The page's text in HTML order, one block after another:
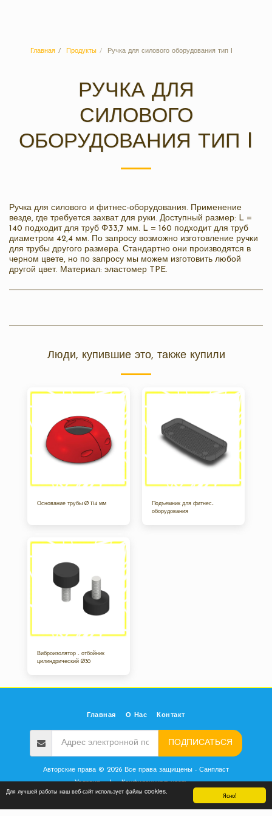
Ясно!
Для лучшей работы наш веб-сайт использует файлы cookies.
Главная Продукты Ручка для силового оборудования тип I
РУЧКА ДЛЯ
СИЛОВОГО
ОБОРУДОВАНИЯ ТИП I
Ручка для силового и фитнес-оборудования. Применение
везде, где требуется захват для руки. Доступный размер: L =
140 подходит для труб Φ33,7 мм. L = 160 подходит для труб
диаметром 42,4 мм. По запросу возможно изготовление ручки
для трубы другого размера. Стандартно они производятся в
черном цвете, но по запросу мы можем изготовить любой
другой цвет. Материал: эластомер TPE.
Люди, купившие это, также купили
Основание трубы Ø 114 мм
Подъемник для фитнес-
оборудования
Виброизолятор - отбойник
цилиндрический Ø30
Главная О Нас Контакт
ПОДПИСАТЬСЯ
Авторские права © 2026 Все права защищены - Санпласт
Условия|Конфиденциальность